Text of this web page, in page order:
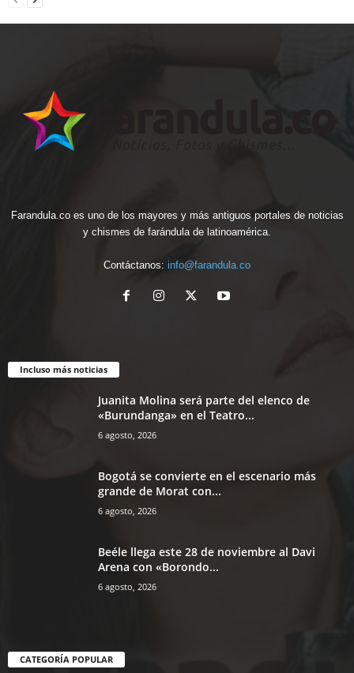
Farandula.co es uno de los mayores y más antiguos portales de noticias
y chismes de farándula de latinoamérica.
Contáctanos: info@farandula.co
Incluso más noticias
Juanita Molina será parte del elenco de
«Burundanga» en el Teatro...
6 agosto, 2026
Bogotá se convierte en el escenario más
grande de Morat con...
6 agosto, 2026
Beéle llega este 28 de noviembre al Davi
Arena con «Borondo...
6 agosto, 2026
CATEGORÍA POPULAR